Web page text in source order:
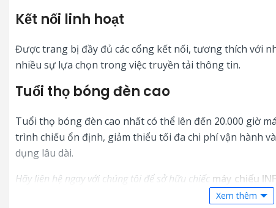
Kết nối linh hoạt
Được trang bị đầy đủ các cổng kết nối, tương thích với
nhiều sự lựa chọn trong việc truyền tải thông tin.
Tuổi thọ bóng đèn cao
Tuổi thọ bóng đèn cao nhất có thể lên đến 20.000 giờ
trình chiếu ổn định, giảm thiểu tối đa chi phí vận hành
dụng lâu dài.
Hãy liên hệ ngay với chúng tôi để sở hữu chiếc máy chiếu
bền bỉ, ổn định, đáp ứng tốt mọi nhu cầu trình
Xem thêm